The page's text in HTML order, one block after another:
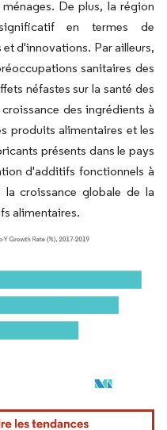
De plus, la région
en termes de
d'innovations. Par ailleurs,
sanitaires des
néfastes sur la santé des
des ingrédients à
produits alimentaires et les
présents dans le pays
d'additifs fonctionnels à
croissance globale de la
alimentaires.
nécessite une attribution sous CC BY